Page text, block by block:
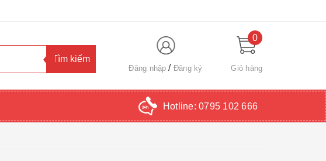
Đăng nhập Đăng ký
0
Giỏ hàng
Hotline: 0795 102 666